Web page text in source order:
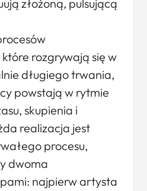
złożoną, pulsującą
rozgrywają się w
długiego trwania,
powstają w rytmie
skupienia i
realizacja jest
procesu,
dwoma
najpierw artysta